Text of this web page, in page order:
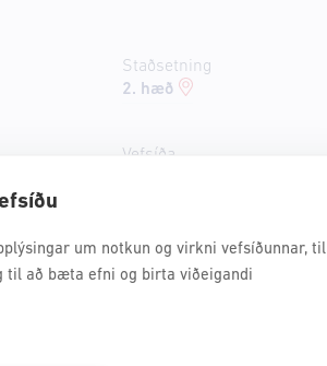
um notkun og virkni vefsíðunnar, til
til að bæta efni og birta viðeigandi
Staðsetning
2. hæð
Vefsíða